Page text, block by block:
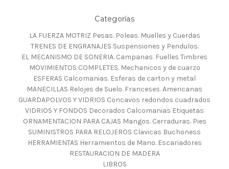
Categorías
LA FUERZA MOTRIZ Pesas. Poleas. Muelles y Cuerdas
TRENES DE ENGRANAJES Suspensiones y Pendulos.
EL MECANISMO DE SONERIA. Campanas. Fuelles Timbres
MOVIMIENTOS COMPLETES. Mechanicos y de cuarzo
ESFERAS Calcomanias. Esferas de carton y metal
MANECILLAS Relojes de Suelo. Franceses. Americanas
GUARDAPOLVOS Y VIDRIOS Concavos redondos cuadrados
VIDRIOS Y FONDOS Decorados Calcomanias Etiquetas
ORNAMENTACION PARA CAJAS Mangos. Cerraduras. Pies
SUMINISTROS PARA RELOJEROS Clavicas Buchoness
HERRAMIENTAS Herramientos de Mano. Escariadores
RESTAURACION DE MADERA
LIBROS